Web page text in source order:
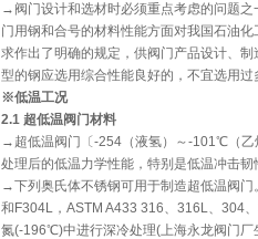
→阀门设计和选材时必须重点考虑的问题
门用钢和合号的材料性能方面对我国石油
求作出了明确的规定，供阀门产品设计、
型的钢应选用综合性能良好的，不宜选用过
※低温工况
2.1 超低温阀门材料
→超低温阀门〔-254（液氢）～-101℃（乙
处理后的低温力学性能，特别是低温冲击韧
→下列奥氏体不锈钢可用于制造超低温阀
和F304L，ASTM A433 316、316L、304
氮(-196℃)中进行深冷处理(上海永龙阀门厂